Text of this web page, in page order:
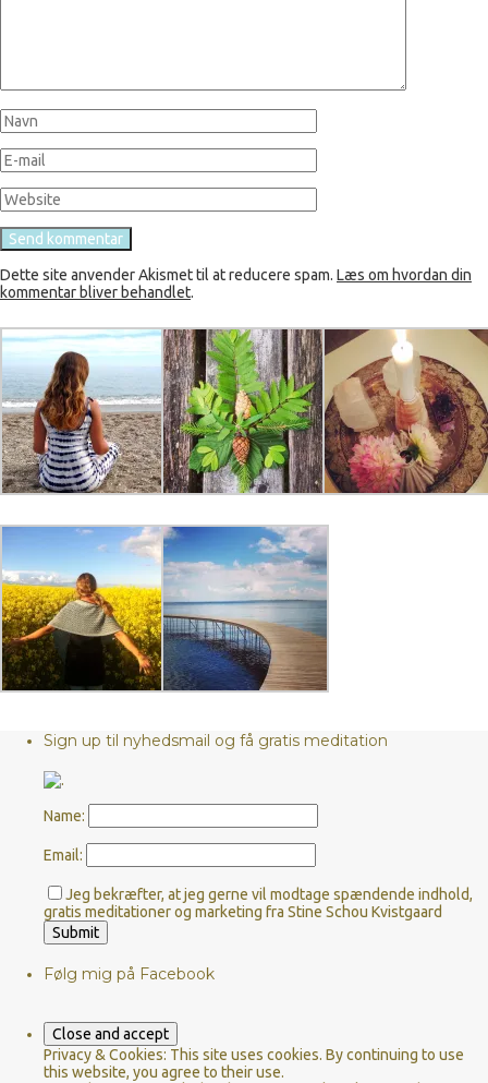
Dette site anvender Akismet til at reducere spam. Læs om hvordan din
kommentar bliver behandlet.
Sign up til nyhedsmail og få gratis meditation
Name:
Email:
Jeg bekræfter, at jeg gerne vil modtage spændende indhold,
gratis meditationer og marketing fra Stine Schou Kvistgaard
Følg mig på Facebook
Privacy & Cookies: This site uses cookies. By continuing to use
this website, you agree to their use.